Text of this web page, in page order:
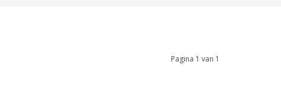
Pagina 1 van 1